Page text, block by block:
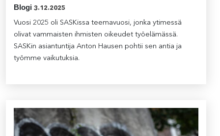
Blogi 3.12.2025
Vuosi 2025 oli SASKissa teemavuosi, jonka ytimessä
olivat vammaisten ihmisten oikeudet työelämässä.
SASKin asiantuntija Anton Hausen pohtii sen antia ja
työmme vaikutuksia.